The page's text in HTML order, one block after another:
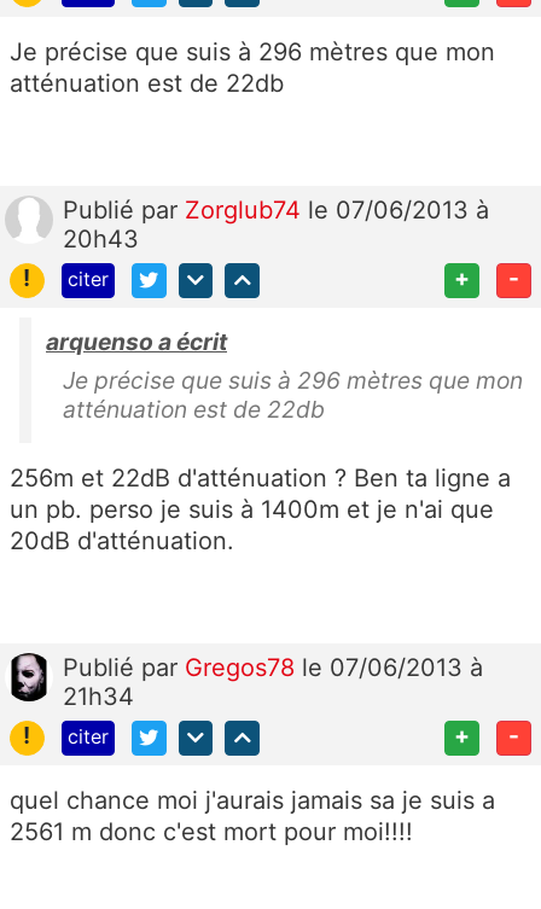
Je précise que suis à 296 mètres que mon
atténuation est de 22db
Publié par Zorglub74 le 07/06/2013 à
20h43
!
citer + -
arquenso a écrit
Je précise que suis à 296 mètres que mon
atténuation est de 22db
256m et 22dB d'atténuation ? Ben ta ligne a
un pb. perso je suis à 1400m et je n'ai que
20dB d'atténuation.
Publié par Gregos78 le 07/06/2013 à
21h34
!
citer + -
quel chance moi j'aurais jamais sa je suis a
2561 m donc c'est mort pour moi!!!!